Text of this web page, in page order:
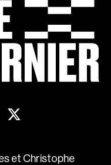
et Christophe